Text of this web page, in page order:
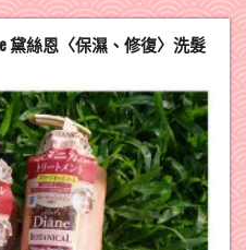
黛絲恩〈保濕、修復〉洗髮